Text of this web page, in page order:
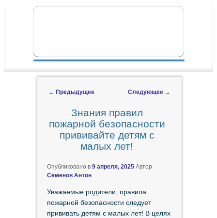
ГЛАВНОЕ МЕНЮ
← Предыдущее Следующее →
Знания правил
пожарной безопасности
прививайте детям с
малых лет!
Опубликовано в 9 апреля, 2025 Автор
Семенов Антон
Уважаемые родители, правила
пожарной безопасности следует
прививать детям с малых лет! В целях